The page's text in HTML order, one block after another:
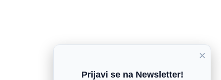
×
Prijavi se na Newsletter!